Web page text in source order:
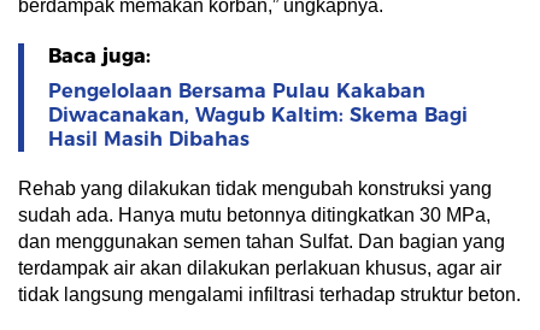
berdampak memakan korban,” ungkapnya.
Baca juga:
Pengelolaan Bersama Pulau Kakaban
Diwacanakan, Wagub Kaltim: Skema Bagi
Hasil Masih Dibahas
Rehab yang dilakukan tidak mengubah konstruksi yang
sudah ada. Hanya mutu betonnya ditingkatkan 30 MPa,
dan menggunakan semen tahan Sulfat. Dan bagian yang
terdampak air akan dilakukan perlakuan khusus, agar air
tidak langsung mengalami infiltrasi terhadap struktur beton.